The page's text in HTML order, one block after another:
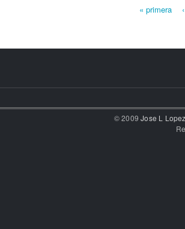
« primera
© 2009Jose L